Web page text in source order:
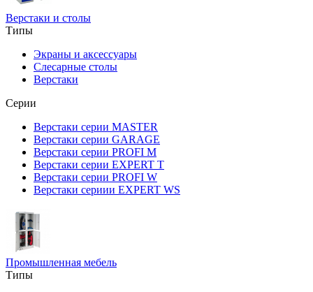
Верстаки и столы
Типы
Экраны и аксессуары
Слесарные столы
Верстаки
Серии
Верстаки серии MASTER
Верстаки серии GARAGE
Верстаки серии PROFI M
Верстаки серии EXPERT T
Верстаки серии PROFI W
Верстаки сериии EXPERT WS
Промышленная мебель
Типы